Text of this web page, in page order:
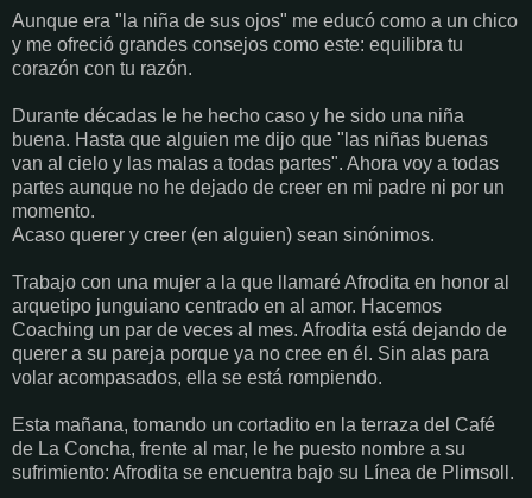
Aunque era "la niña de sus ojos" me educó como a un chico
y me ofreció grandes consejos como este: equilibra tu
corazón con tu razón.
Durante décadas le he hecho caso y he sido una niña
buena. Hasta que alguien me dijo que "las niñas buenas
van al cielo y las malas a todas partes". Ahora voy a todas
partes aunque no he dejado de creer en mi padre ni por un
momento.
Acaso querer y creer (en alguien) sean sinónimos.
Trabajo con una mujer a la que llamaré Afrodita en honor al
arquetipo junguiano centrado en al amor. Hacemos
Coaching un par de veces al mes. Afrodita está dejando de
querer a su pareja porque ya no cree en él. Sin alas para
volar acompasados, ella se está rompiendo.
Esta mañana, tomando un cortadito en la terraza del Café
de La Concha, frente al mar, le he puesto nombre a su
sufrimiento: Afrodita se encuentra bajo su Línea de Plimsoll.